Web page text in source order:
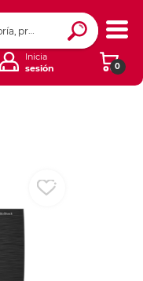
0
Inicia
sesión
Ingresar Codigo